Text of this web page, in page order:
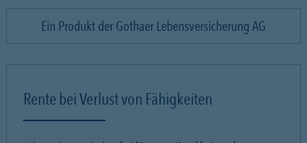
Ein Produkt der Gothaer Lebensversicherung AG
Rente bei Verlust von Fähigkeiten